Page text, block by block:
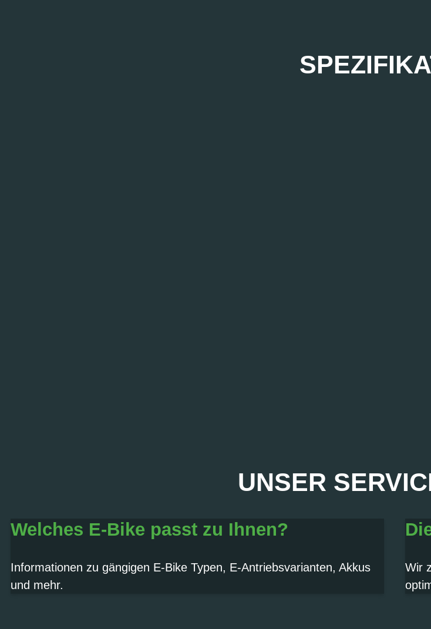
PROBEFAHRT? JA, SOFORT!
UNSER
Welches E-Bike passt zu Ihnen?
Informationen zu gängigen E-Bike Typen, E-Antriebsvarianten, Akkus
und mehr.
Wir